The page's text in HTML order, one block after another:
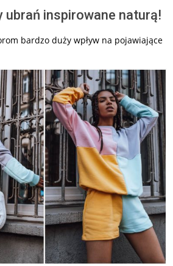
ubrań inspirowane naturą!
bardzo duży wpływ na pojawiające